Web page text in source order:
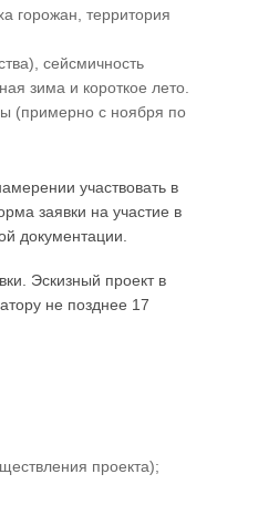
горожан, территория
сейсмичность
зима и короткое лето.
(примерно с ноября по
участвовать в
заявки на участие в
документации.
Эскизный проект в
не позднее 17
проекта);